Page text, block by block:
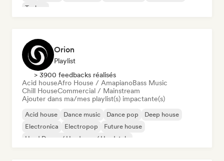
Techno
Orion
Playlist
> 3900 feedbacks réalisés
Acid houseAfro House / AmapianoBass Music
Chill HouseCommercial / Mainstream
Ajouter dans ma/mes playlist(s) impactante(s)
Acid house Dance music Dance pop
Deep house
Electronica
Electropop
Future house
Hard Dance / Hardcore / Hardstyle